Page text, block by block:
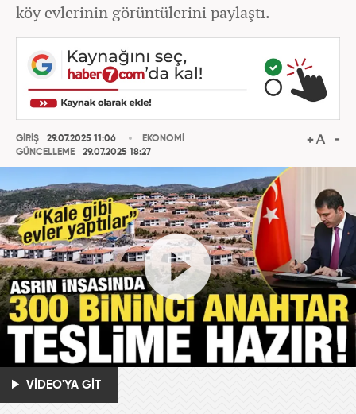
köy evlerinin görüntülerini paylaştı.
GİRİŞ
29.07.2025 11:06
GÜNCELLEME
29.07.2025 18:27
EKONOMİ
VİDEO'YA GİT